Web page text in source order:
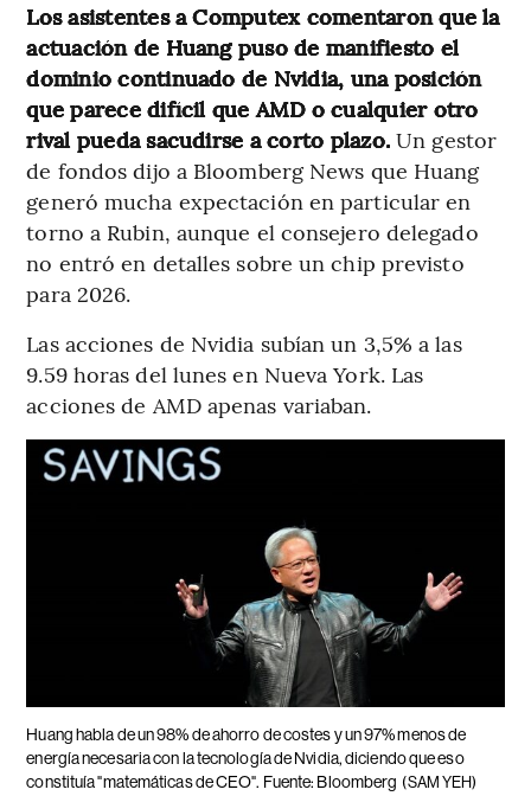
Los asistentes a Computex comentaron que la
actuación de Huang puso de manifiesto el
dominio continuado de Nvidia, una posición
que parece difícil que AMD o cualquier otro
rival pueda sacudirse a corto plazo. Un gestor
de fondos dijo a Bloomberg News que Huang
generó mucha expectación en particular en
torno a Rubin, aunque el consejero delegado
no entró en detalles sobre un chip previsto
para 2026.
Las acciones de Nvidia subían un 3,5% a las
9.59 horas del lunes en Nueva York. Las
acciones de AMD apenas variaban.
Huang habla de un 98% de ahorro de costes y un 97% menos de
energía necesaria con la tecnología de Nvidia, diciendo que eso
constituía "matemáticas de CEO". Fuente: Bloomberg (SAM YEH)